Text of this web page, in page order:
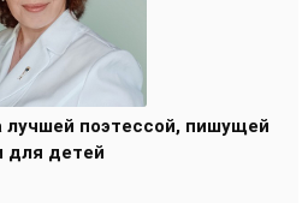
лучшей поэтессой, пишущей
для детей